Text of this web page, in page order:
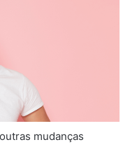
mudanças